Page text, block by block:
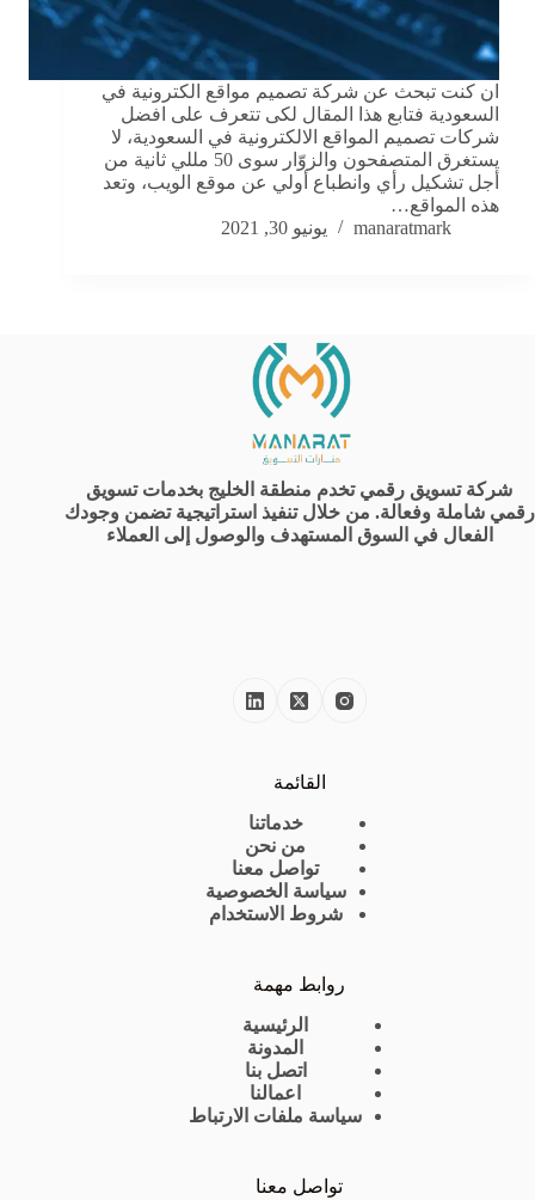
ان كنت تبحث عن شركة تصميم مواقع الكترونية في
السعودية فتابع هذا المقال لكى تتعرف على افضل
شركات تصميم المواقع الالكترونية في السعودية، لا
يستغرق المتصفحون والزوّار سوى 50 مللي ثانية من
أجل تشكيل رأي وانطباع أولي عن موقع الويب، وتعد
هذه المواقع…
manaratmark
يونيو 30, 2021
شركة تسويق رقمي تخدم منطقة الخليج بخدمات تسويق
رقمي شاملة وفعالة. من خلال تنفيذ استراتيجية تضمن وجودك
الفعال في السوق المستهدف والوصول إلى العملاء
القائمة
خدماتنا
من نحن
تواصل معنا
سياسة الخصوصية
شروط الاستخدام
روابط مهمة
الرئيسية
المدونة
اتصل بنا
اعمالنا
سياسة ملفات الارتباط
تواصل معنا